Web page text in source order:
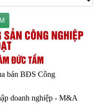
CÔNG NGHIỆP
ĐỨC TẦM
bán BĐS Công
doanh nghiệp - M&A